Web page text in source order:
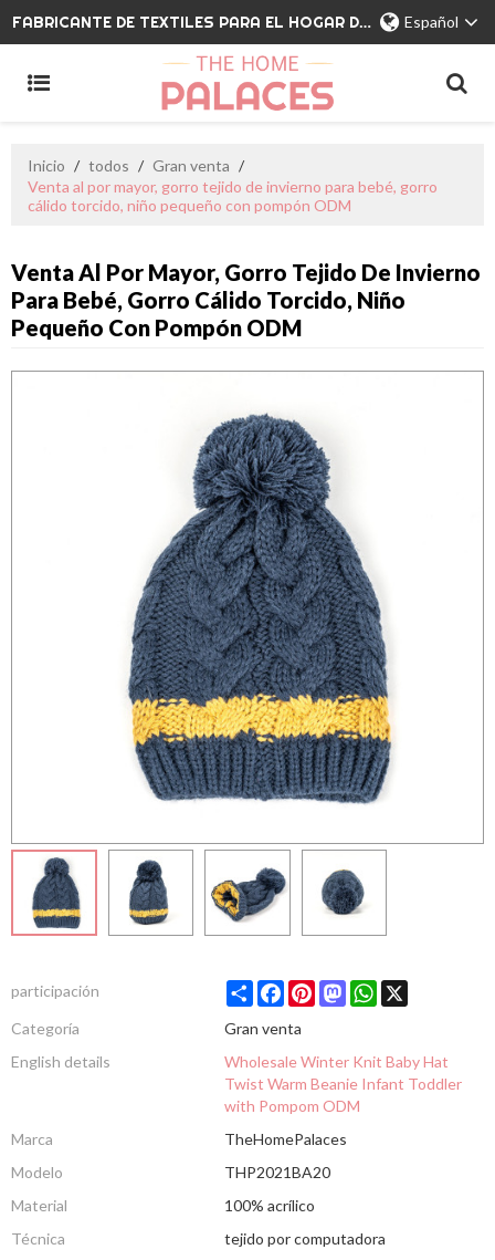
FABRICANTE DE TEXTILES PARA EL HOGAR DE MARCA PRIVADA Español
Inicio / todos / Gran venta /
Venta al por mayor, gorro tejido de invierno para bebé, gorro
cálido torcido, niño pequeño con pompón ODM
Venta Al Por Mayor, Gorro Tejido De Invierno
Para Bebé, Gorro Cálido Torcido, Niño
Pequeño Con Pompón ODM
participación ShareFacebookPinterestMastodonWhatsApp
X
Categoría
Gran venta
English details
Wholesale Winter Knit Baby Hat
Twist Warm Beanie Infant Toddler
with Pompom ODM
Marca
TheHomePalaces
Modelo
THP2021BA20
Material
100% acrílico
Técnica
tejido por computadora